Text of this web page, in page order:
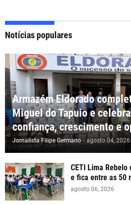
Notícias populares
Armazém Eldorado
Miguel do Tapuio e
confiança, crescimento e
Jornalista Filipe Germano - agosto 04, 2026
CETI Lima Rebelo
e fica entre as 50
agosto 06, 2026